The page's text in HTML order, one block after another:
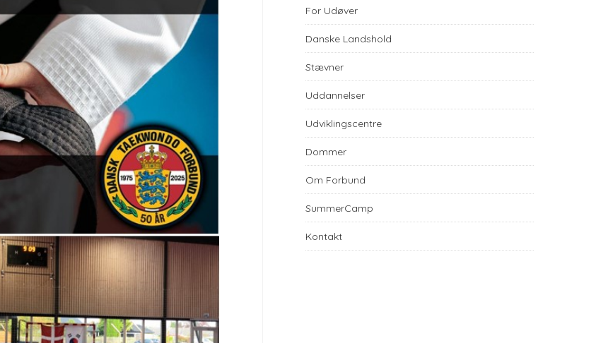
For Udøver
Danske Landshold
Stævner
Uddannelser
Udviklingscentre
Dommer
Om Forbund
SummerCamp
Kontakt